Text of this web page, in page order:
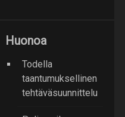
Huonoa
Todella
taantumuksellinen
tehtäväsuunnittelu